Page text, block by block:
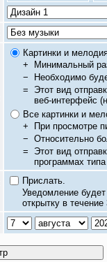
Картинки и
+
Минимальный
−
Необходимо
= Этот вид
веб-интерфейс
Все картинки и
+
При просмотре
− Относительно
= Этот вид
программах
Прислать.
Уведомление
открытку в течение